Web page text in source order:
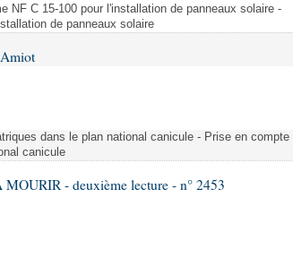
NF C 15-100 pour l'installation de panneaux solaire -
de panneaux solaire
dans le plan national canicule - Prise en compte
canicule
- deuxième lecture - n° 2453